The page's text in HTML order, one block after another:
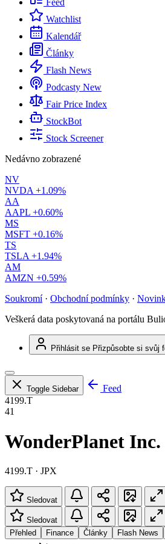
Feed
Watchlist
Kalendář
Články
Flash News
Podcasty New
Fair Price Index
StockBot
Stock Screener
Nedávno zobrazené
NV
NVDA +1.09%
AA
AAPL +0.60%
MS
MSFT +0.16%
TS
TSLA +1.94%
AM
AMZN +0.59%
Soukromí · Obchodní podmínky ·
Veškerá data poskytovaná na portálu
Přihlásit se Přizpůsobte si svůj
Toggle Sidebar
Feed
4199.T
41
WonderPlanet Inc.
4199.T · JPX
Sledovat
Sledovat
Přehled
Finance Články Flash News